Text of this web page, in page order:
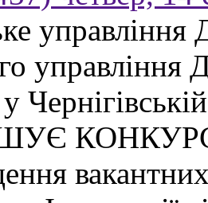
управління
управління